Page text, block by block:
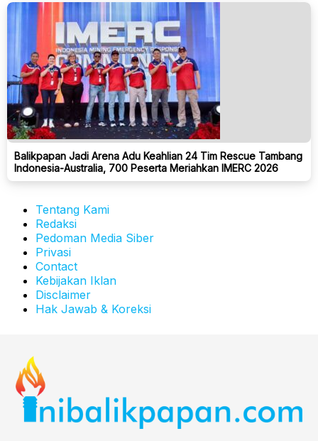
Balikpapan Jadi Arena Adu Keahlian 24 Tim Rescue Tambang
Indonesia-Australia, 700 Peserta Meriahkan IMERC 2026
Tentang Kami
Redaksi
Pedoman Media Siber
Privasi
Contact
Kebijakan Iklan
Disclaimer
Hak Jawab & Koreksi